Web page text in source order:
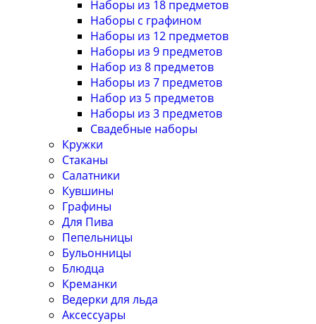
Наборы из 18 предметов
Наборы с графином
Наборы из 12 предметов
Наборы из 9 предметов
Набор из 8 предметов
Наборы из 7 предметов
Набор из 5 предметов
Наборы из 3 предметов
Свадебные наборы
Кружки
Стаканы
Салатники
Кувшины
Графины
Для Пива
Пепельницы
Бульонницы
Блюдца
Креманки
Ведерки для льда
Аксессуары